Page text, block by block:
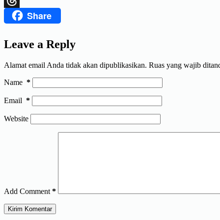
ThreadsShare
Leave a Reply
Alamat email Anda tidak akan dipublikasikan. Ruas yang wajib
Name *
Email *
Website
Add Comment *
Kirim Komentar